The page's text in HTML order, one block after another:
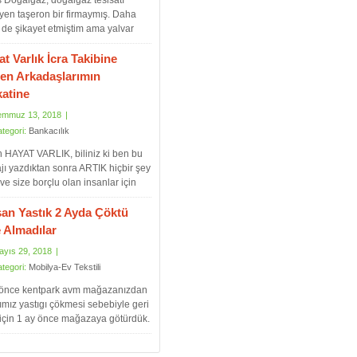
taşeron bir firmaymış. Daha
şikayet etmiştim ama yalvar
kaldırttılar işinizi hemen
diye. Ben de güvenip
hata yapmışım. Temmuz’dan
gazımızı bağlatamadık. P..
Varlık İcra Takibine
Arkadaşlarımın
13, 2018 |
Bankacılık
HAYAT VARLIK, biliniz ki ben bu
yazdıktan sonra ARTIK hiçbir şey
size borçlu olan insanlar için
size borçlu olan
bu mesajı okuduktan sonra
bilgilenecek ve size karşı belki
Yastık 2 Ayda Çöktü
Almadılar
29, 2018 |
Mobilya-Ev Tekstili
kentpark avm mağazanızdan
yastıgı çökmesi sebebiyle geri
1 ay önce mağazaya götürdük.
arkadaş da yastığın